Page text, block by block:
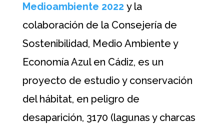
Medioambiente 2022 y la
colaboración de la Consejería de
Sostenibilidad, Medio Ambiente y
Economía Azul en Cádiz, es un
proyecto de estudio y conservación
del hábitat, en peligro de
desaparición, 3170 (lagunas y charcas